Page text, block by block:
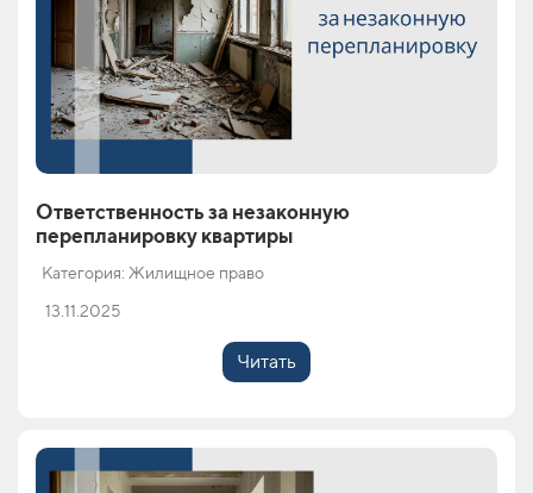
Ответственность за незаконную
перепланировку квартиры
Категория: Жилищное право
13.11.2025
Читать